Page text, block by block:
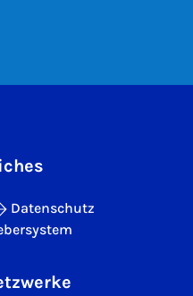
Datenschutz